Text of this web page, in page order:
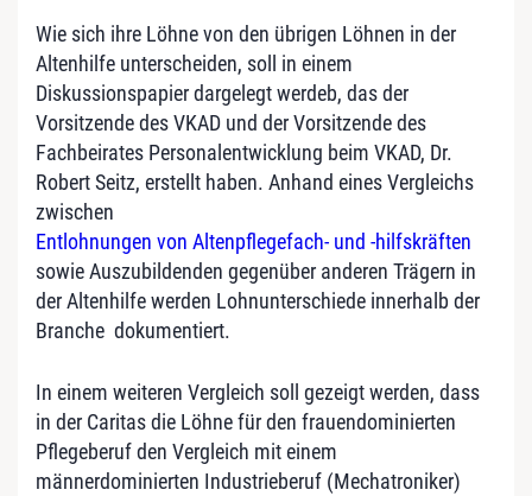
Wie sich ihre Löhne von den übrigen Löhnen in der
Altenhilfe unterscheiden, soll in einem
Diskussionspapier dargelegt werdeb, das der
Vorsitzende des VKAD und der Vorsitzende des
Fachbeirates Personalentwicklung beim VKAD, Dr.
Robert Seitz, erstellt haben. Anhand eines Vergleichs
zwischen
Entlohnungen von Altenpflegefach- und -hilfskräften
sowie Auszubildenden gegenüber anderen Trägern in
der Altenhilfe werden Lohnunterschiede innerhalb der
Branche dokumentiert.
In einem weiteren Vergleich soll gezeigt werden, dass
in der Caritas die Löhne für den frauendominierten
Pflegeberuf den Vergleich mit einem
männerdominierten Industrieberuf (Mechatroniker)